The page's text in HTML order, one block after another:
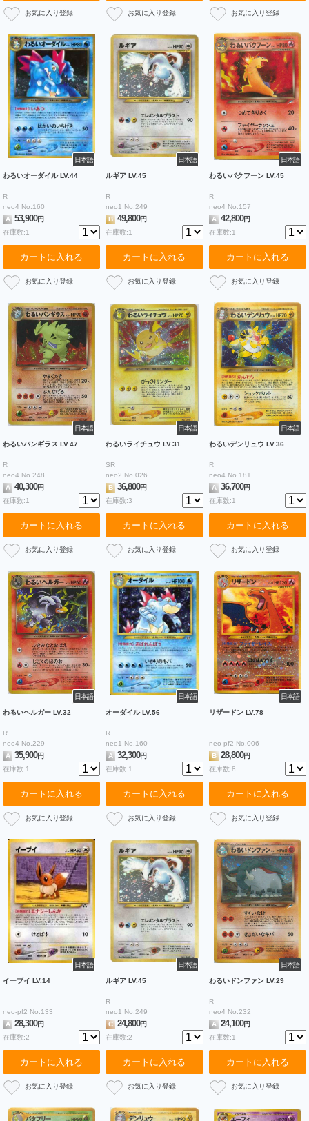
日本語
わるいオーダイル LV.44
R
neo4 No.160
A
53,900円
在庫数:1
カートに入れる
日本語
ルギア LV.45
R
neo1 No.249
B
49,800円
在庫数:1
カートに入れる
日本語
わるいバクフーン LV.45
R
neo4 No.157
A 42,800円
在庫数:1
カートに入れる
日本語
わるいバンギラス LV.47
R
neo4 No.248
A
40,300円
在庫数:1
カートに入れる
日本語
わるいライチュウ LV.31
SR
neo2 No.026
B
36,800円
在庫数:3
カートに入れる
日本語
わるいデンリュウ LV.36
R
neo4 No.181
A 36,700円
在庫数:1
カートに入れる
日本語
わるいヘルガー LV.32
R
neo4 No.229
A
35,900円
在庫数:1
カートに入れる
日本語
オーダイル LV.56
R
neo1 No.160
A
32,300円
在庫数:1
カートに入れる
日本語
リザードン LV.78
neo-pf2 No.006
B 28,800円
在庫数:8
カートに入れる
日本語
イーブイ LV.14
neo-pf2 No.133
A
28,300円
在庫数:2
カートに入れる
日本語
ルギア LV.45
R
neo1 No.249
C
24,800円
在庫数:2
カートに入れる
日本語
わるいドンファン LV.29
R
neo4 No.232
A 24,100円
在庫数:1
カートに入れる